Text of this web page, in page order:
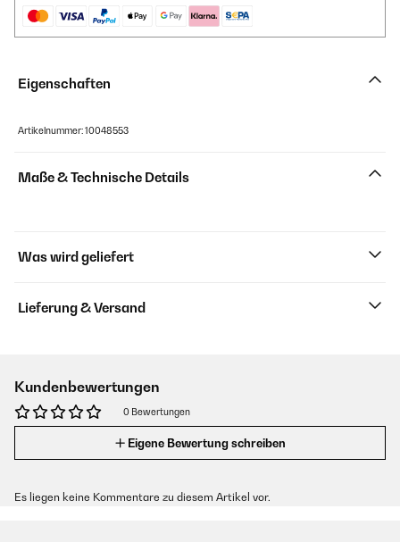
Eigenschaften
Artikelnummer: 10048553
Maße & Technische Details
Was wird geliefert
Lieferung & Versand
Kundenbewertungen
0 Bewertungen
Eigene Bewertung schreiben
Es liegen keine Kommentare zu diesem Artikel vor.